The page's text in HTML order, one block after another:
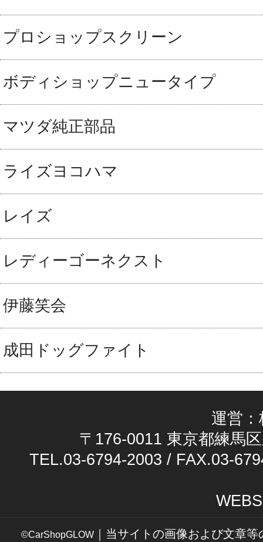
プロショップスクリーン
ボディショップニュータイプ
マツダ純正部品
ライズヨコハマ
レイズ
レディーゴーネクスト
伊藤笑会
成田ドッグファイト
運営
〒176-0011 東京都練馬
TEL.03-6794-2003 / FAX.03-
©CarShopGLOW ｜当サイトの画像および文章